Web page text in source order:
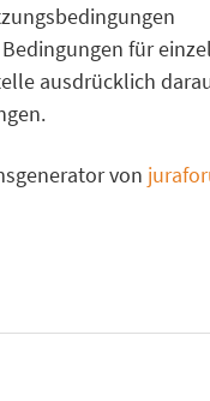
für
ausdrücklich
von